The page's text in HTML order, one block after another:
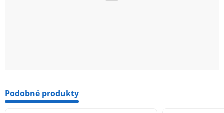
Podobné produkty